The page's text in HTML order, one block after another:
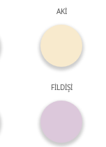
AKİ
FİLDİŞİ